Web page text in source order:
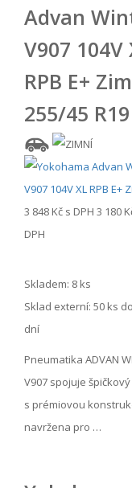
Advan
V907 104V
RPB E+
255/45 R19
3 848 Kč s DPH 3 180
DPH
Skladem: 8 ks
Sklad externí: 50 ks
dní
Pneumatika ADVAN
V907 spojuje
s prémiovou
navržena pro …